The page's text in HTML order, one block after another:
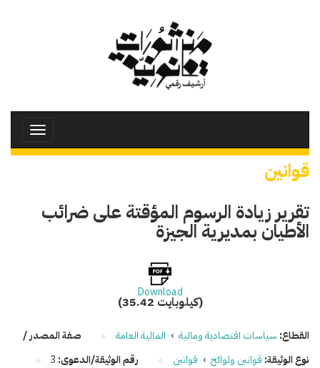
Toggle
قوانين
تقرير زيادة الرسوم المؤقتة على ضرائب
الأطيان بمديرية الجيزة
Download
(35.42 كيلوبايت)
القطاع: سياسات اقتصادية ومالية › المالية العامة
نوع الوثيقة: قوانين ولوائح › قوانين رقم الوثيقة/الدعوى: 3
صفة المصدر /